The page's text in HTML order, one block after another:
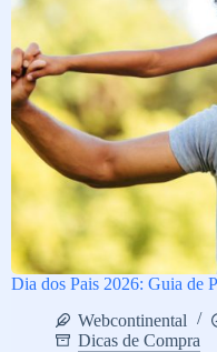
Dia dos Pais 2026: Guia de
Webcontinental
Dicas de Compra